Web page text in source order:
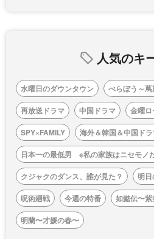
人気のキ
水曜日のダウンタウン べらぼう～
再放送ドラマ
中国ドラマ
金曜
SPY×FAMILY
海外＆韓国＆中国ド
日本一の最低男 ※私の家族はニセモノ
クジャクのダンス、誰が見た？
明日
呪術廻戦
今週の特番
如懿伝〜
明蘭〜才媛の春〜